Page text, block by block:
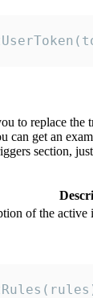
to replace the
can get an
section,
of the active